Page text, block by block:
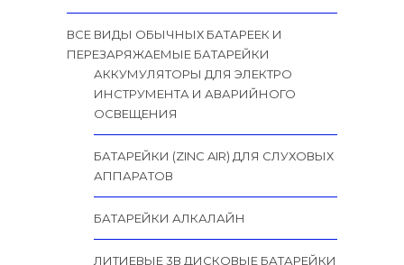
ВСЕ ВИДЫ ОБЫЧНЫХ БАТАРЕЕК И
ПЕРЕЗАРЯЖАЕМЫЕ БАТАРЕЙКИ
АККУМУЛЯТОРЫ ДЛЯ ЭЛЕКТРО
ИНСТРУМЕНТА И АВАРИЙНОГО
ОСВЕЩЕНИЯ
БАТАРЕЙКИ (ZINC AIR) ДЛЯ СЛУХОВЫХ
АППАРАТОВ
БАТАРЕЙКИ АЛКАЛАЙН
ЛИТИЕВЫЕ 3В ДИСКОВЫЕ БАТАРЕЙКИ